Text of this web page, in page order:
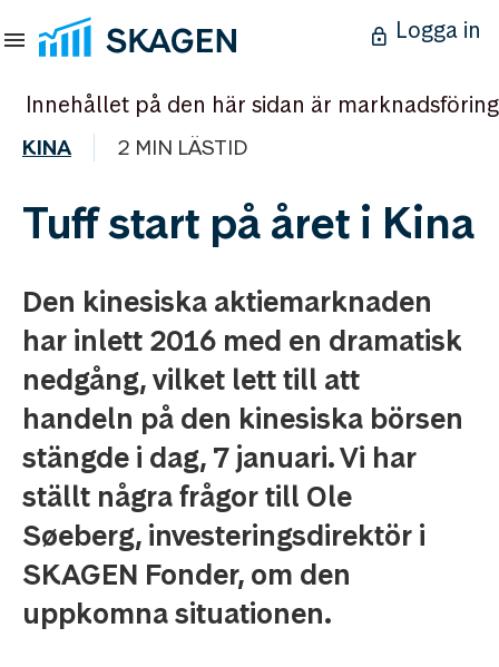
Logga in
Innehållet på den här sidan är marknadsföring
KINA 2 MIN LÄSTID
Tuff start på året i Kina
Den kinesiska aktiemarknaden
har inlett 2016 med en dramatisk
nedgång, vilket lett till att
handeln på den kinesiska börsen
stängde i dag, 7 januari. Vi har
ställt några frågor till Ole
Søeberg, investeringsdirektör i
SKAGEN Fonder, om den
uppkomna situationen.